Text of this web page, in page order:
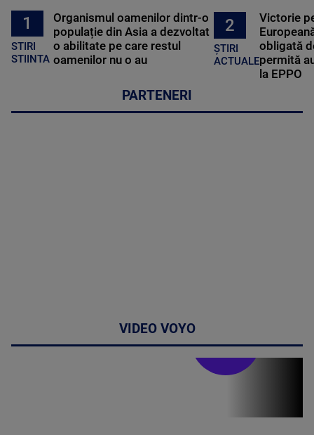
1
STIRI
STIINTA
Organismul oamenilor dintr-o
populație din Asia a dezvoltat
o abilitate pe care restul
oamenilor nu o au
2
ȘTIRI
ACTUALE
Victorie
obligată
permită
la EPPO
PARTENERI
VIDEO VOYO
Stirile PRO TV